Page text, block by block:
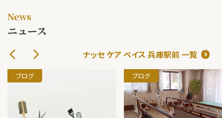
News
ニュース
ナッセ ケア ベイス 兵庫駅前 一覧
ブログ ブログ